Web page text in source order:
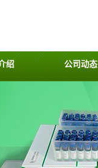
绍 公司动态